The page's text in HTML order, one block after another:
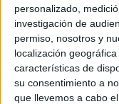
personalizado,
investigación de
permiso, nosotros y
localización
características de
su consentimiento a
que llevemos a cabo
El mensaje es claro:
el vídeo en el que
habitualmente por
verano, cuando
días o semanas.